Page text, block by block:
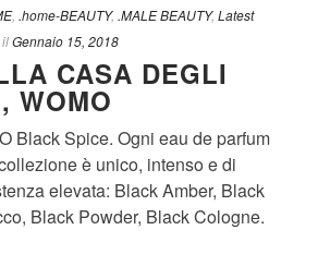
, .home-BEAUTY, .MALE BEAUTY, Latest
ilGennaio 15, 2018
CASA DEGLI
WOMO
Black Spice. Ogni eau de parfum
è unico, intenso e di
elevata: Black Amber, Black
Black Powder, Black Cologne.